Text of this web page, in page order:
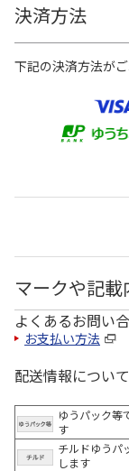
決済方法
下記の決済方法がご
マークや記
よくあるお問い
お支払い方法
配送情報について
ゆうパック等
す
チルドゆうパ
します